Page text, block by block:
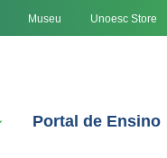
Museu Unoesc Store
Portal de Ensino